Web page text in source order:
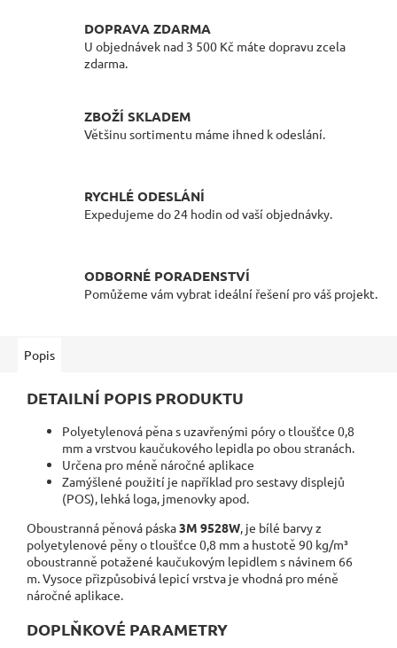
DOPRAVA ZDARMA
U objednávek nad 3 500 Kč máte dopravu zcela
zdarma.
ZBOŽÍ SKLADEM
Většinu sortimentu máme ihned k odeslání.
RYCHLÉ ODESLÁNÍ
Expedujeme do 24 hodin od vaší objednávky.
ODBORNÉ PORADENSTVÍ
Pomůžeme vám vybrat ideální řešení pro váš projekt.
Popis
DETAILNÍ POPIS PRODUKTU
Polyetylenová pěna s uzavřenými póry o tloušťce 0,8
mm a vrstvou kaučukového lepidla po obou stranách.
Určena pro méně náročné aplikace
Zamýšlené použití je například pro sestavy displejů
(POS), lehká loga, jmenovky apod.
Oboustranná pěnová páska3M 9528W, je bílé barvy z
polyetylenové pěny o tloušťce 0,8 mm a hustotě 90 kg/m³
oboustranně potažené kaučukovým lepidlem s návinem 66
m.Vysoce přizpůsobivá lepicí vrstva je vhodná pro méně
náročné aplikace.
DOPLŇKOVÉ PARAMETRY